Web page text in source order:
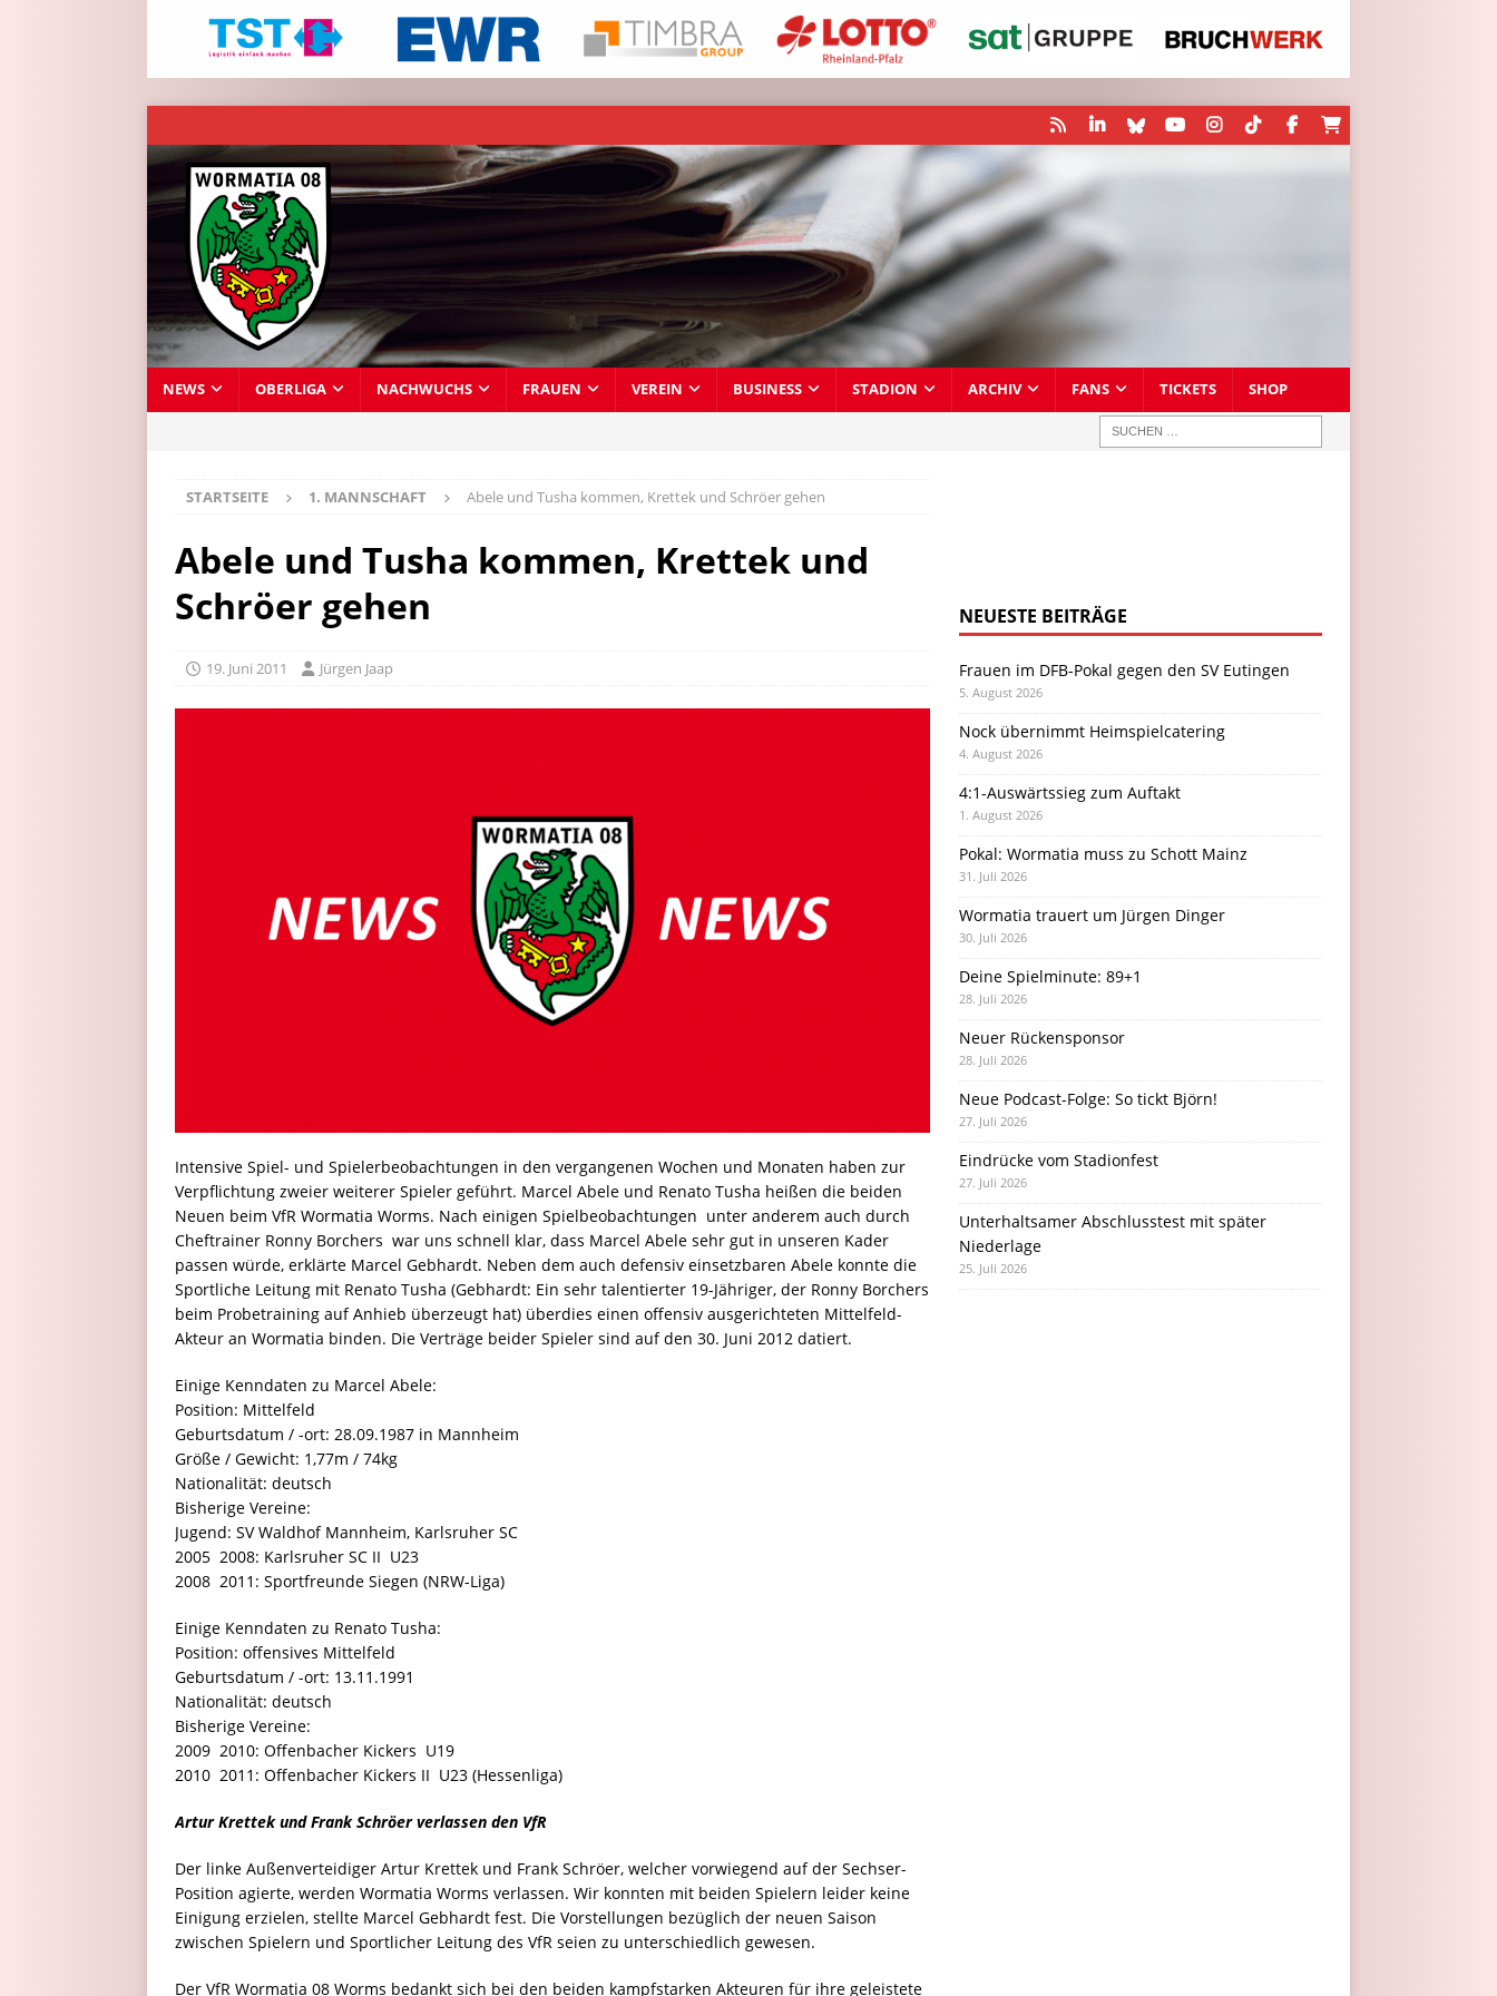
NEWS OBERLIGA NACHWUCHS FRAUEN VEREIN BUSINESS STADION ARCHIV FANS TICKETS SHOP
STARTSEITE 1. MANNSCHAFT Abele und Tusha kommen, Krettek und Schröer gehen
Abele und Tusha kommen, Krettek und
Schröer gehen
19. Juni 2011 Jürgen Jaap
Intensive Spiel- und Spielerbeobachtungen in den vergangenen Wochen und Monaten haben zur
Verpflichtung zweier weiterer Spieler geführt. Marcel Abele und Renato Tusha heißen die beiden
Neuen beim VfR Wormatia Worms. Nach einigen Spielbeobachtungen  unter anderem auch durch
Cheftrainer Ronny Borchers  war uns schnell klar, dass Marcel Abele sehr gut in unseren Kader
passen würde, erklärte Marcel Gebhardt. Neben dem auch defensiv einsetzbaren Abele konnte die
Sportliche Leitung mit Renato Tusha (Gebhardt: Ein sehr talentierter 19-Jähriger, der Ronny Borchers
beim Probetraining auf Anhieb überzeugt hat) überdies einen offensiv ausgerichteten Mittelfeld-
Akteur an Wormatia binden. Die Verträge beider Spieler sind auf den 30. Juni 2012 datiert.
Einige Kenndaten zu Marcel Abele:
Position: Mittelfeld
Geburtsdatum / -ort: 28.09.1987 in Mannheim
Größe / Gewicht: 1,77m / 74kg
Nationalität: deutsch
Bisherige Vereine:
Jugend: SV Waldhof Mannheim, Karlsruher SC
2005  2008: Karlsruher SC II  U23
2008  2011: Sportfreunde Siegen (NRW-Liga)
Einige Kenndaten zu Renato Tusha:
Position: offensives Mittelfeld
Geburtsdatum / -ort: 13.11.1991
Nationalität: deutsch
Bisherige Vereine:
2009  2010: Offenbacher Kickers  U19
2010  2011: Offenbacher Kickers II  U23 (Hessenliga)
Artur Krettek und Frank Schröer verlassen den VfR
Der linke Außenverteidiger Artur Krettek und Frank Schröer, welcher vorwiegend auf der Sechser-
Position agierte, werden Wormatia Worms verlassen. Wir konnten mit beiden Spielern leider keine
Einigung erzielen, stellte Marcel Gebhardt fest. Die Vorstellungen bezüglich der neuen Saison
zwischen Spielern und Sportlicher Leitung des VfR seien zu unterschiedlich gewesen.
Der VfR Wormatia 08 Worms bedankt sich bei den beiden kampfstarken Akteuren für ihre geleistete
NEUESTE BEITRÄGE
Frauen im DFB-Pokal gegen den SV Eutingen
5. August 2026
Nock übernimmt Heimspielcatering
4. August 2026
4:1-Auswärtssieg zum Auftakt
1. August 2026
Pokal: Wormatia muss zu Schott Mainz
31. Juli 2026
Wormatia trauert um Jürgen Dinger
30. Juli 2026
Deine Spielminute: 89+1
28. Juli 2026
Neuer Rückensponsor
28. Juli 2026
Neue Podcast-Folge: So tickt Björn!
27. Juli 2026
Eindrücke vom Stadionfest
27. Juli 2026
Unterhaltsamer Abschlusstest mit später
Niederlage
25. Juli 2026